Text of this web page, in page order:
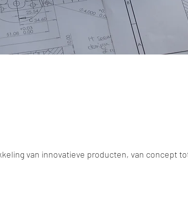
van innovatieve producten, van concept